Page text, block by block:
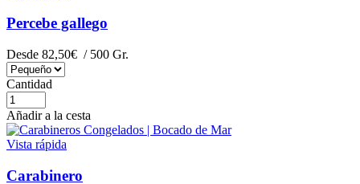
Percebe gallego
Desde 82,50€ / 500 Gr.
Cantidad
Añadir a la cesta
Vista rápida
Carabinero